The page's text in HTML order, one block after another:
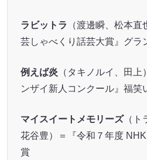
ラビットラ
（渡邊瞬、松本
芸しゃべくり話芸大賞』グラ
例えば炎（タキノルイ、田上
ンザイ新人コンクール』福笑
マイスイートメモリーズ（ト
花谷豊）＝『令和７年度
賞